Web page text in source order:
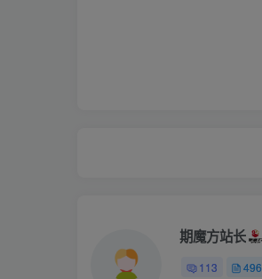
期魔方站长
113 496